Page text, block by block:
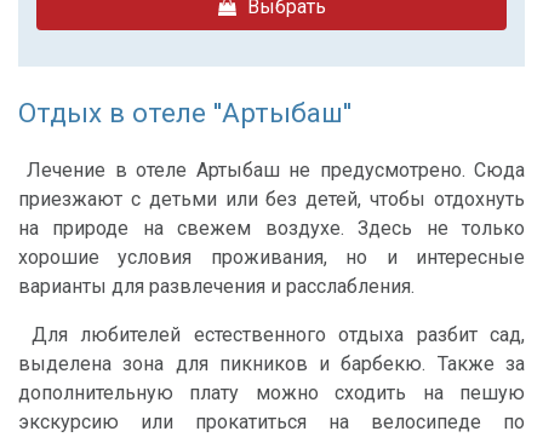
Выбрать
Отдых в отеле ''Артыбаш''
Лечение в отеле Артыбаш не предусмотрено. Сюда
приезжают с детьми или без детей, чтобы отдохнуть
на природе на свежем воздухе. Здесь не только
хорошие условия проживания, но и интересные
варианты для развлечения и расслабления.
Для любителей естественного отдыха разбит сад,
выделена зона для пикников и барбекю. Также за
дополнительную плату можно сходить на пешую
экскурсию или прокатиться на велосипеде по